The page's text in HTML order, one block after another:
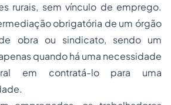
rurais, sem vínculo de emprego.
obrigatória de um órgão
obra ou sindicato, sendo um
quando há uma necessidade
em contratá-lo para uma